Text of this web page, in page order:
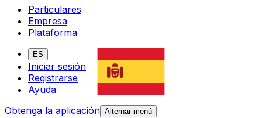
Particulares
Empresa
Plataforma
ES
Iniciar sesión
Registrarse
Ayuda
Obtenga la aplicación Alternar menú